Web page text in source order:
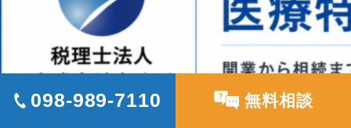
098-989-7110 無料相談